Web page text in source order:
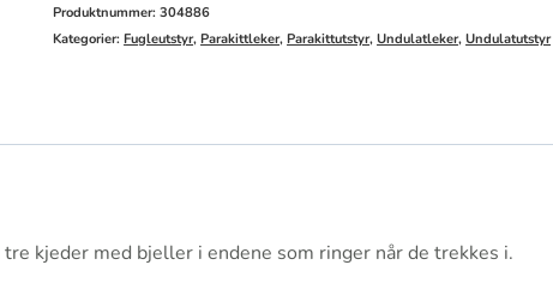
Produktnummer:304886
Kategorier:Fugleutstyr,Parakittleker,Parakittutstyr,Undulatleker,Undulatutstyr
kjeder med bjeller i endene som ringer når de trekkes i.